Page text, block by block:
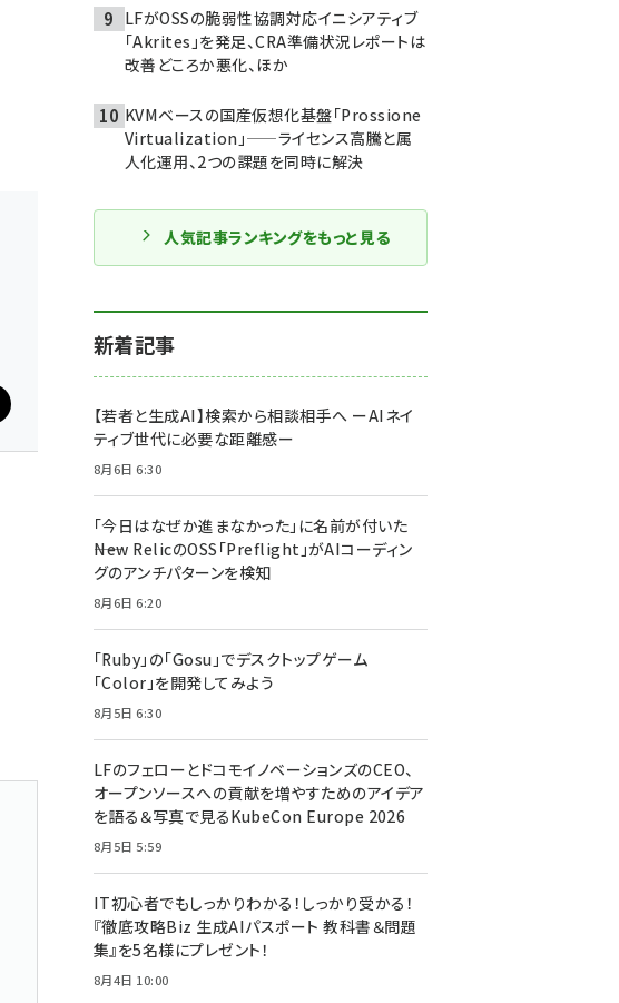
LFがOSSの脆弱性協調対応イニシアティブ
「Akrites」を発足、CRA準備状況レポートは
改善どころか悪化、ほか
KVMベースの国産仮想化基盤「Prossione
Virtualization」——ライセンス高騰と属
人化運用、2つの課題を同時に解決
人気記事ランキングをもっと見る
新着記事
【若者と生成AI】検索から相談相手へ ーAIネイ
ティブ世代に必要な距離感ー
8月6日 6:30
「今日はなぜか進まなかった」に名前が付いた
――New RelicのOSS「Preflight」がAIコーディン
グのアンチパターンを検知
8月6日 6:20
「Ruby」の「Gosu」でデスクトップゲーム
「Color」を開発してみよう
8月5日 6:30
LFのフェローとドコモイノベーションズのCEO、
オープンソースへの貢献を増やすためのアイデア
を語る＆写真で見るKubeCon Europe 2026
8月5日 5:59
IT初心者でもしっかりわかる！しっかり受かる！
『徹底攻略Biz 生成AIパスポート 教科書＆問題
集』を5名様にプレゼント！
8月4日 10:00